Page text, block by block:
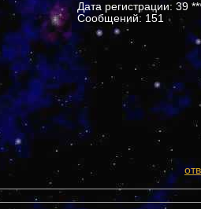
Дата регистрации: 39
Сообщений: 151